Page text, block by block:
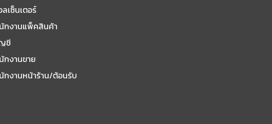
เซ็นเตอร์
กงานแพ็คสินค้า
ชี
กงานขาย
กงานหน้าร้าน/ต้อนรับ